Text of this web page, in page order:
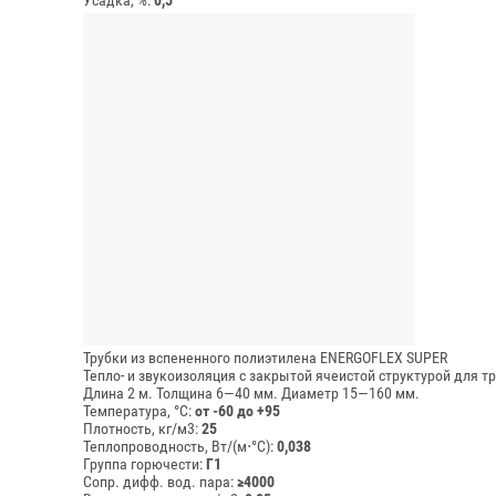
Трубки из вспененного полиэтилена ENERGOFLEX SUPER
Тепло- и звукоизоляция с закрытой ячеистой структурой для
Длина 2 м. Толщина 6—40 мм. Диаметр 15—160 мм.
Температура, °C:от -60 до +95
Плотность, кг/м3:25
Теплопроводность, Вт/(м⋅°С):0,038
Группа горючести:Г1
Сопр. дифф. вод. пара:≥4000